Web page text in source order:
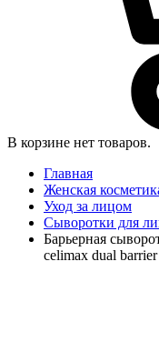
В корзине нет товаров.
Главная
Женская
Уход за лицом
Сыворотки для
Барьерная
celimax dual